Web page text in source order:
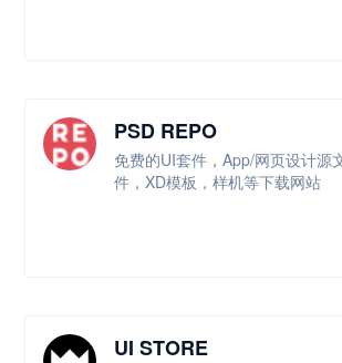
PSD REPO
免费的UI套件，App/网页设计源
件，XD模板，样机等下载网站
UI STORE